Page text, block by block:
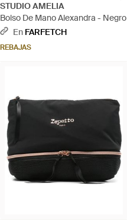
STUDIO AMELIA
Bolso De Mano Alexandra - Negro
En FARFETCH
REBAJAS